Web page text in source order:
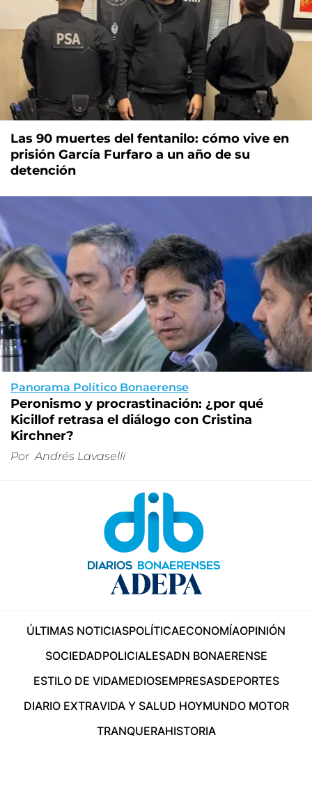
Las 90 muertes del fentanilo: cómo vive en
prisión García Furfaro a un año de su
detención
Panorama Político Bonaerense
Peronismo y procrastinación: ¿por qué
Kicillof retrasa el diálogo con Cristina
Kirchner?
Por Andrés Lavaselli
ÚLTIMAS NOTICIASPOLÍTICAECONOMÍAOPINIÓN
SOCIEDADPOLICIALESADN BONAERENSE
ESTILO DE VIDAMEDIOSEMPRESASDEPORTES
DIARIO EXTRAVIDA Y SALUD HOYMUNDO MOTOR
TRANQUERAHISTORIA